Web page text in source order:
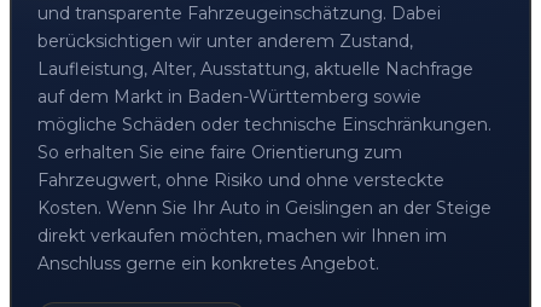
und transparente Fahrzeugeinschätzung. Dabei
berücksichtigen wir unter anderem Zustand,
Laufleistung, Alter, Ausstattung, aktuelle Nachfrage
auf dem Markt in Baden-Württemberg sowie
mögliche Schäden oder technische Einschränkungen.
So erhalten Sie eine faire Orientierung zum
Fahrzeugwert, ohne Risiko und ohne versteckte
Kosten. Wenn Sie Ihr Auto in Geislingen an der Steige
direkt verkaufen möchten, machen wir Ihnen im
Anschluss gerne ein konkretes Angebot.